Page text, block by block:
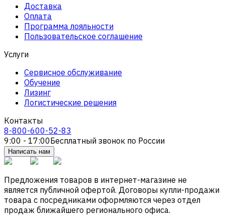
Доставка
Оплата
Программа лояльности
Пользовательское соглашение
Услуги
Сервисное обслуживание
Обучение
Лизинг
Логистические решения
Контакты
8-800-600-52-83
9:00 - 17:00Бесплатный звонок по России
Написать нам
Предложения товаров в интернет-магазине не
является публичной офертой. Договоры купли-продажи
товара с посредниками оформляются через отдел
продаж ближайшего регионального офиса.